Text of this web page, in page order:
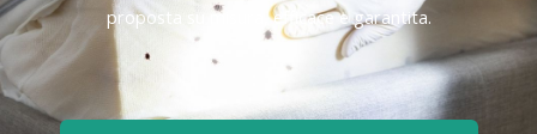
proposta su misura, efficace e garantita.